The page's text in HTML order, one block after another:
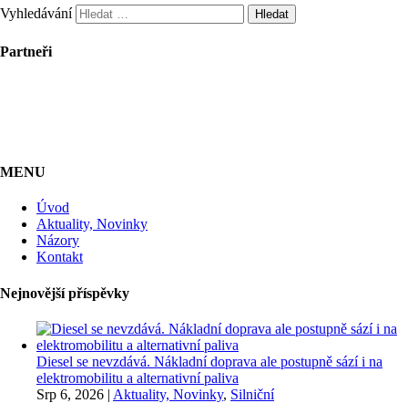
Vyhledávání
Partneři
MENU
Úvod
Aktuality, Novinky
Názory
Kontakt
Nejnovější příspěvky
Diesel se nevzdává. Nákladní doprava ale postupně sází i na
elektromobilitu a alternativní paliva
Srp 6, 2026 | Aktuality, Novinky, Silniční